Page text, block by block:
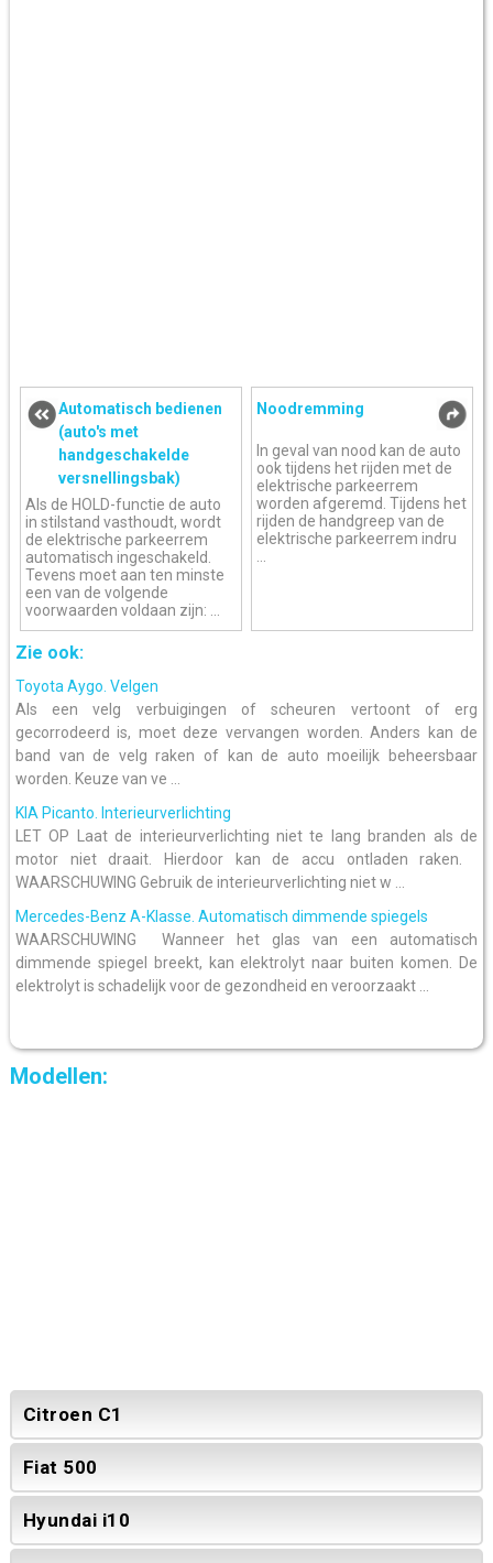
Automatisch bedienen
(auto's met
handgeschakelde
versnellingsbak)
Als de HOLD-functie de auto
in stilstand vasthoudt, wordt
de elektrische parkeerrem
automatisch ingeschakeld.
Tevens moet aan ten minste
een van de volgende
voorwaarden voldaan zijn: ...
Noodremming
In geval van nood kan de auto
ook tijdens het rijden met de
elektrische parkeerrem
worden afgeremd. Tijdens het
rijden de handgreep van de
elektrische parkeerrem indru
...
Zie ook:
Toyota Aygo. Velgen
Als een velg verbuigingen of scheuren vertoont of erg
gecorrodeerd is, moet deze vervangen worden. Anders kan de
band van de velg raken of kan de auto moeilijk beheersbaar
worden. Keuze van ve ...
KIA Picanto. Interieurverlichting
LET OP Laat de interieurverlichting niet te lang branden als de
motor niet draait. Hierdoor kan de accu ontladen raken.
WAARSCHUWING Gebruik de interieurverlichting niet w ...
Mercedes-Benz A-Klasse. Automatisch dimmende spiegels
WAARSCHUWING Wanneer het glas van een automatisch
dimmende spiegel breekt, kan elektrolyt naar buiten komen. De
elektrolyt is schadelijk voor de gezondheid en veroorzaakt ...
Modellen:
Citroen C1
Fiat 500
Hyundai i10